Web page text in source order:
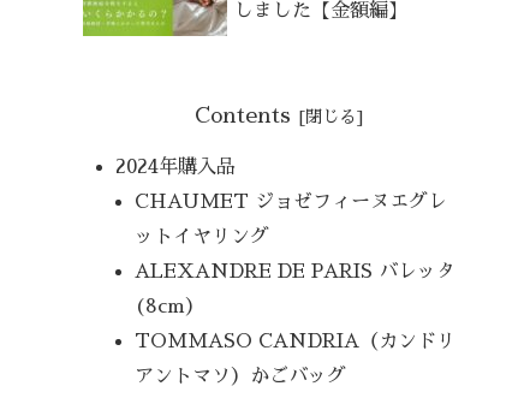
しました【金額編】
Contents
2024年購入品
CHAUMET ジョゼフィーヌエグレ
ットイヤリング
ALEXANDRE DE PARIS バレッタ
(8cm）
TOMMASO CANDRIA（カンドリ
アントマソ）かごバッグ